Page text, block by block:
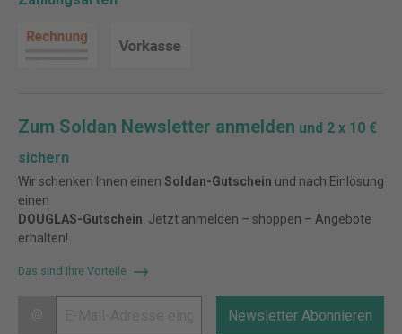
Zum Soldan Newsletter anmelden und 2 x 10 €
sichern
Wir schenken Ihnen einen Soldan-Gutschein und nach Einlösung
einen
DOUGLAS-Gutschein . Jetzt anmelden – shoppen – Angebote
erhalten!
Das sind Ihre Vorteile
Newsletter Abonnieren